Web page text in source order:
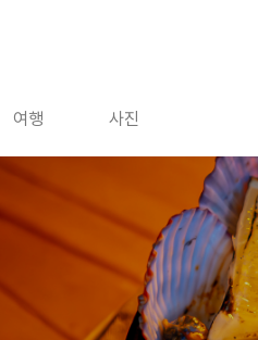
여행 사진